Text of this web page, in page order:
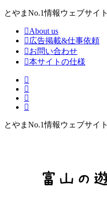
とやまNo.1情報ウェブサイト
About us
広告掲載&仕事依頼
お問い合わせ
本サイトの仕様
とやまNo.1情報ウェブサイト